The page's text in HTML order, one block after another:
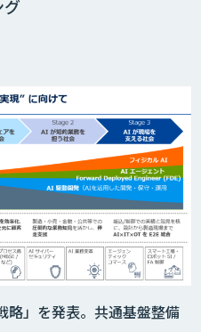
グ
略」を発表。共通基盤整備